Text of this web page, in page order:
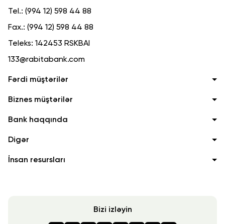
Fərdi müştərilər
Biznes müştərilər
Bank haqqında
Digər
İnsan resursları
Tel.: (994 12) 598 44 88
Fax.: (994 12) 598 44 88
Teleks: 142453 RSKBAI
133@rabitabank.com
Bizi izləyin